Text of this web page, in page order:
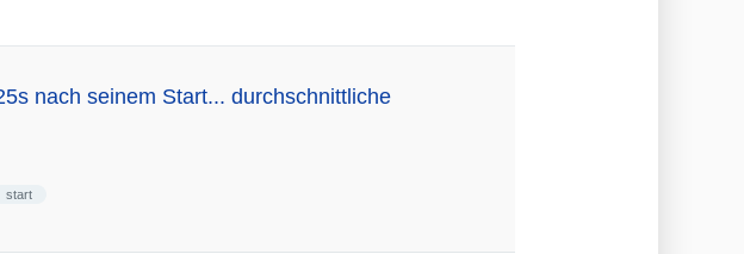
nach seinem Start... durchschnittliche
start